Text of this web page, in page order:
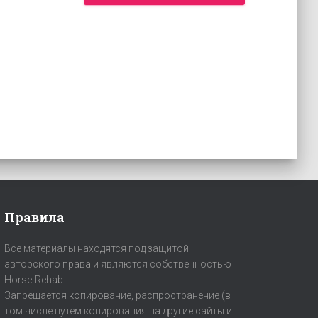
Правила
Все материалы находятся под защитой
авторского права и являются собственностью
Horse-Rehab.
Запрещается копирование, распространение (в
том числе путем копирования на другие сайты и